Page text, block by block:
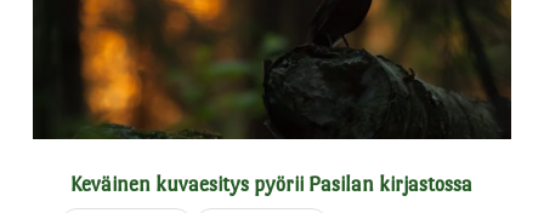
Keväinen kuvaesitys pyörii Pasilan kirjastossa